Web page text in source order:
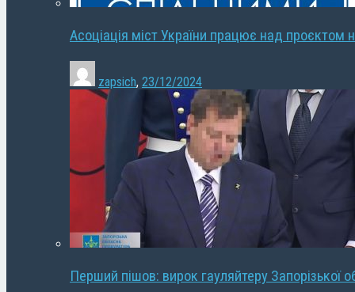
Асоціація міст України працює над проєктом
zapsich, 23/12/2024
Перший пішов: вирок гауляйтеру Запорізької